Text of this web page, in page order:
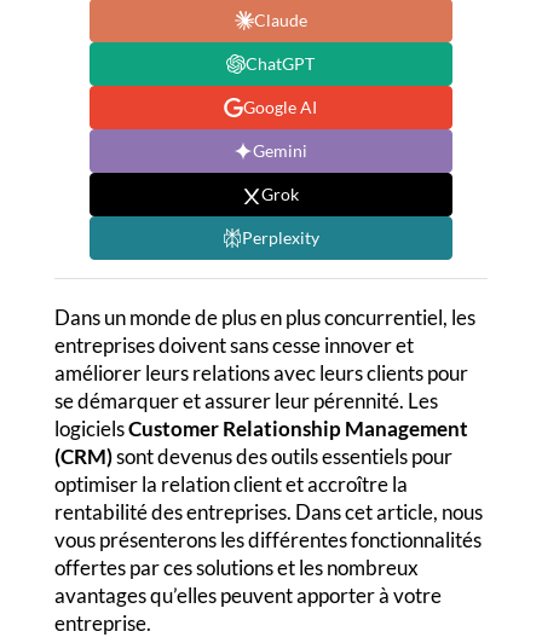
Claude
ChatGPT
Google AI
Gemini
Grok
Perplexity
Dans un monde de plus en plus concurrentiel, les
entreprises doivent sans cesse innover et
améliorer leurs relations avec leurs clients pour
se démarquer et assurer leur pérennité. Les
logicielsCustomer Relationship Management
(CRM)sont devenus des outils essentiels pour
optimiser la relation client et accroître la
rentabilité des entreprises. Dans cet article, nous
vous présenterons les différentes fonctionnalités
offertes par ces solutions et les nombreux
avantages qu’elles peuvent apporter à votre
entreprise.